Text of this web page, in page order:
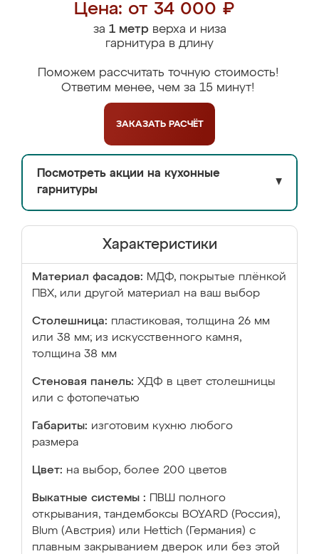
Цена: от 34 000 ₽
за 1 метрверха и низа
гарнитура в длину
Поможем рассчитать точную стоимость!
Ответим менее, чем за 15 минут!
ЗАКАЗАТЬ РАСЧЁТ
Посмотреть акции на кухонные
гарнитуры
▼
Характеристики
Материал фасадов: МДФ, покрытые плёнкой
ПВХ, или другой материал на ваш выбор
Столешница: пластиковая, толщина 26 мм
или 38 мм; из искусственного камня,
толщина 38 мм
Стеновая панель: ХДФ в цвет столешницы
или с фотопечатью
Габариты: изготовим кухню любого
размера
Цвет: на выбор, более 200 цветов
Выкатные системы :
ПВШ полного
открывания, тандембоксы BOYARD (Россия),
Blum (Австрия) или Hettich (Германия) с
плавным закрыванием дверок или без этой